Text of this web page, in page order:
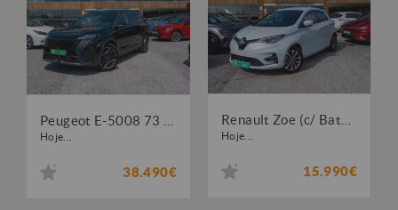
Hoje...
38.490€
Hoje...
15.990€